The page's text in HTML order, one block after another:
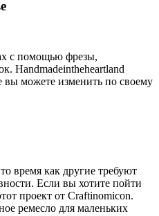
с помощью фрезы,
Handmadeintheheartland
вы можете изменить по своему
время как другие требуют
Если вы хотите пойти
проект от Craftinomicon.
ремесло для маленьких